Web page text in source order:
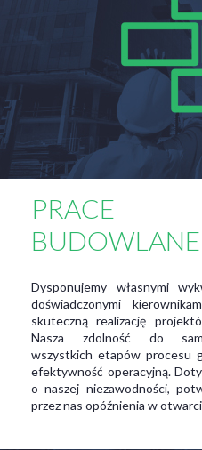
PRACE
BUDOWLANE
Dysponujemy własnymi
doświadczonymi
skuteczną realizację
Nasza zdolność do
wszystkich etapów procesu
efektywność operacyjną.
o naszej niezawodności,
przez nas opóźnienia w